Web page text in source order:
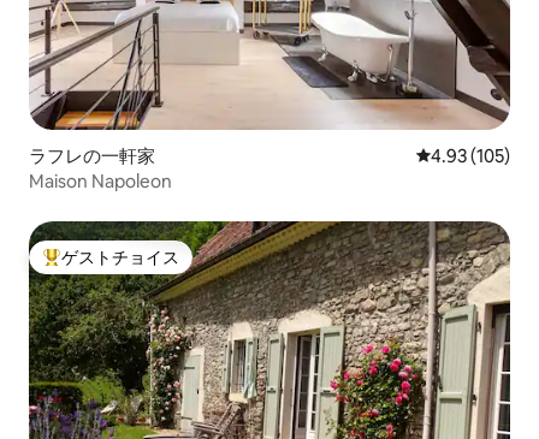
ラフレの一軒家 レビュー105
4.93 (105)
Maison Napoleon
大好評のゲストチョイスです。
ゲストチョイス